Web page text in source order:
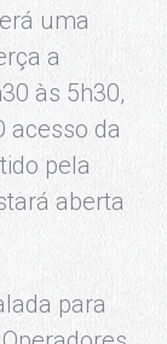
uma
a
às 5h30,
acesso da
pela
aberta
para